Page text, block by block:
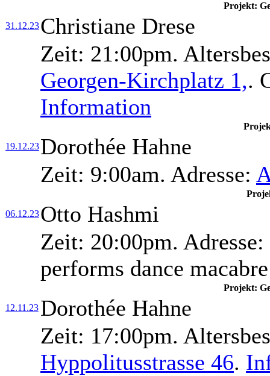
Projekt:
31.12.23Christiane Drese
Zeit: 21:00pm.
Georgen-Kirchplatz 1,.
Information
19.12.23Dorothée Hahne
Zeit: 9:00am. Adresse:
06.12.23Otto Hashmi
Zeit: 20:00pm. Adresse:
performs dance macabre
Projekt:
12.11.23 Dorothée Hahne
Zeit: 17:00pm.
Hyppolitusstrasse 46.